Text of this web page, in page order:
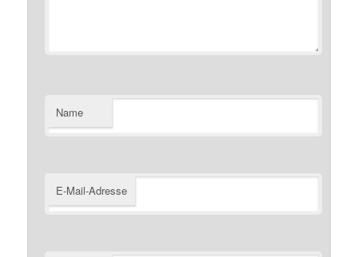
Name
E-Mail-Adresse